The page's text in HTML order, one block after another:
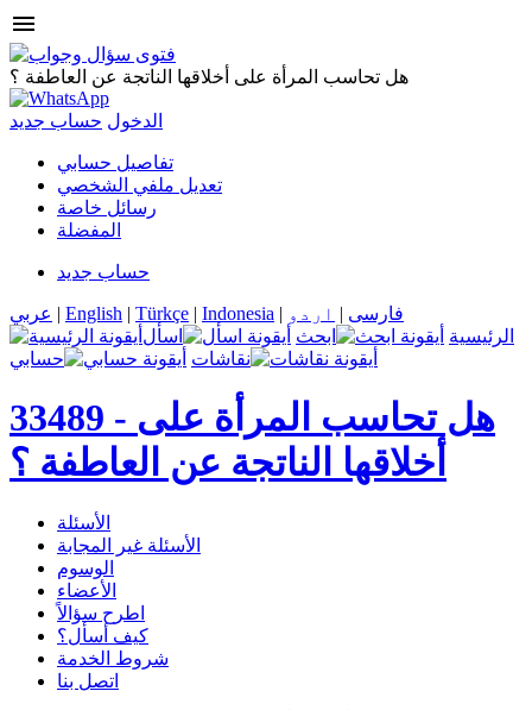
menu
هل تحاسب المرأة على أخلاقها الناتجة عن العاطفة ؟
الدخول حساب جديد
تفاصيل حسابي
تعديل ملفي الشخصي
رسائل خاصة
المفضلة
حساب جديد
عربي | English | Türkçe | Indonesia | فارسی | اردو
الرئيسية
ابحث
اسأل
نقاشات
حسابي
33489 - هل تحاسب المرأة على
أخلاقها الناتجة عن العاطفة ؟
الأسئلة
الأسئلة غير المجابة
الوسوم
الأعضاء
اطرح سؤالاً
كيف أسأل؟
شروط الخدمة
اتصل بنا